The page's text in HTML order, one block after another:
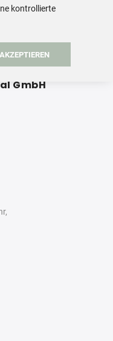
GmbH
kontrollierte
AKZEPTIEREN